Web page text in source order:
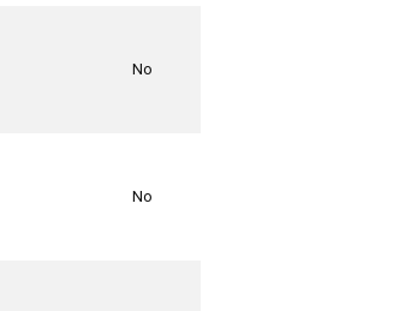
No
No